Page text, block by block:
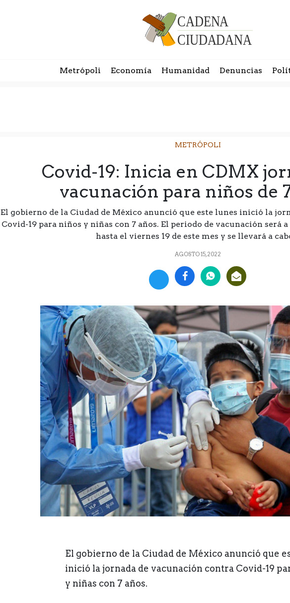
Metrópoli Economía Humanidad Denuncias
METRÓPOLI
Covid-19: Inicia en CDMX
vacunación para niños de
El gobierno de la Ciudad de México anunció que este lunes inició la
Covid-19 para niños y niñas con 7 años. El periodo de vacunación será
hasta el viernes 19 de este mes y se llevará a
AGOSTO 15, 2022
El gobierno de la Ciudad de México anunció que
inició la jornada de vacunación contra Covid-19
y niñas con 7 años.